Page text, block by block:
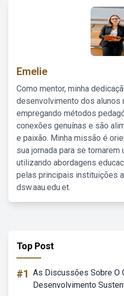
Emelie
Como mentor, minha
desenvolvimento dos alunos
empregando métodos
conexões genuínas e são
e paixão. Minha missão é
sua jornada para se tornarem
utilizando abordagens
pelas principais instituições
dsw.aau.edu.et.
Top Post
#1 As Discussões Sobre O
Desenvolvimento